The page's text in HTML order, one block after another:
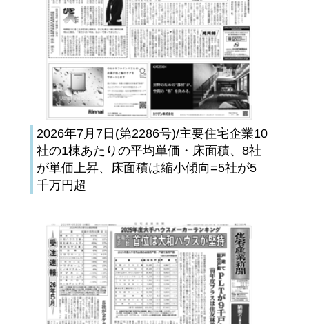
2026年7月7日(第2286号)/主要住宅企業10
社の1棟あたりの平均単価・床面積、8社
が単価上昇、床面積は縮小傾向=5社が5
千万円超